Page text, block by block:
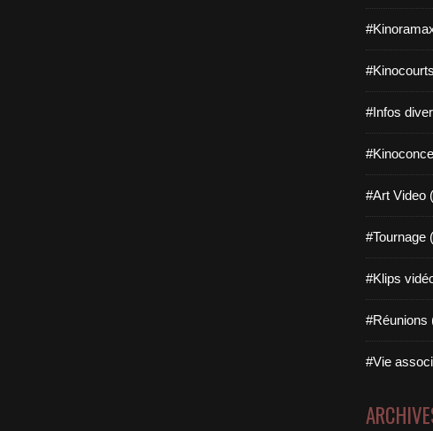
#Infos
#Art Video
#Tournage
#Klips
#Réunions
#Vie